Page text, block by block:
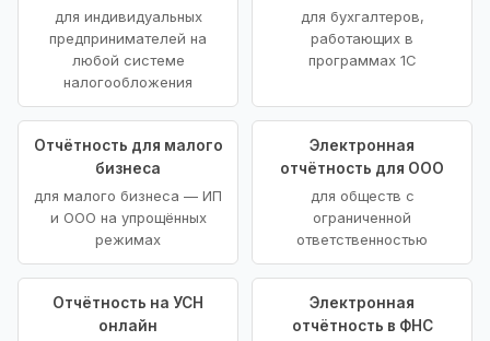
для индивидуальных
предпринимателей на
любой системе
налогообложения
для бухгалтеров,
работающих в
программах 1С
Отчётность для малого
бизнеса
для малого бизнеса — ИП
и ООО на упрощённых
режимах
Электронная
отчётность для ООО
для обществ с
ограниченной
ответственностью
Отчётность на УСН
онлайн
Электронная
отчётность в ФНС